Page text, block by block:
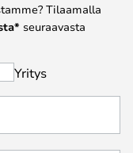
Tilaamalla
seuraavasta
Yritys